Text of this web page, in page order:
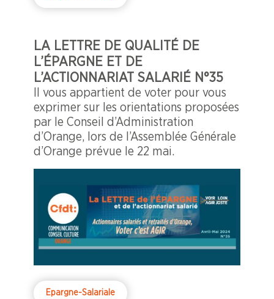
LA LETTRE DE QUALITÉ DE
L’ÉPARGNE ET DE
L’ACTIONNARIAT SALARIÉ N°35
Il vous appartient de voter pour vous
exprimer sur les orientations proposées
par le Conseil d’Administration
d’Orange, lors de l’Assemblée Générale
d’Orange prévue le 22 mai.
Epargne-Salariale